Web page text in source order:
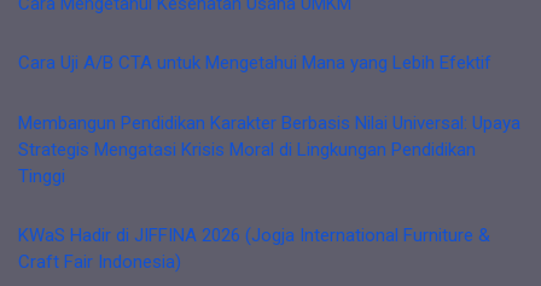
Cara Uji A/B CTA untuk Mengetahui Mana yang Lebih Efektif
Membangun Pendidikan Karakter Berbasis Nilai Universal: Upaya
Strategis Mengatasi Krisis Moral di Lingkungan Pendidikan
Tinggi
KWaS Hadir di JIFFINA 2026 (Jogja International Furniture &
Craft Fair Indonesia)